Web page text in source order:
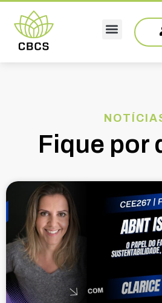
Fique por